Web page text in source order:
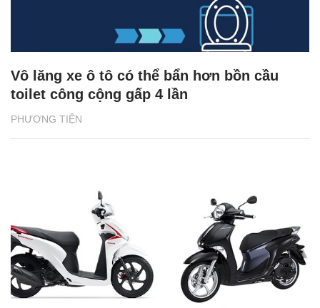
PHƯƠNG TIỆN
Vô lăng xe ô tô có thể bẩn hơn bồn cầu
toilet công cộng gấp 4 lần